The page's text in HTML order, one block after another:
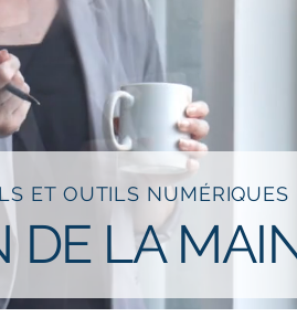
ET OUTILS NUMÉRIQUES
DE LA